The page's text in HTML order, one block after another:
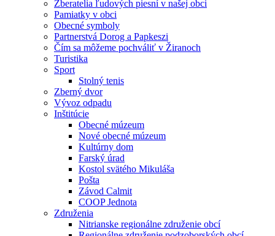
Zberatelia ľudových piesní v našej obci
Pamiatky v obci
Obecné symboly
Partnerstvá Dorog a Papkeszi
Čím sa môžeme pochváliť v Žiranoch
Turistika
Sport
Stolný tenis
Zberný dvor
Vývoz odpadu
Inštitúcie
Obecné múzeum
Nové obecné múzeum
Kultúrny dom
Farský úrad
Kostol svätého Mikuláša
Pošta
Závod Calmit
COOP Jednota
Združenia
Nitrianske regionálne združenie obcí